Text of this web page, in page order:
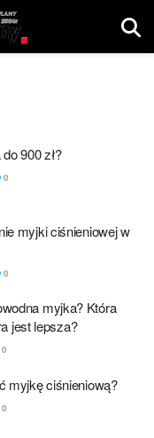
900 zł?
0
myjki ciśnieniowej w
0
myjka? Która
jest lepsza?
0
myjkę ciśnieniową?
0